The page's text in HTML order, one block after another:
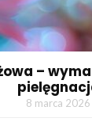
–
8 marca 2026